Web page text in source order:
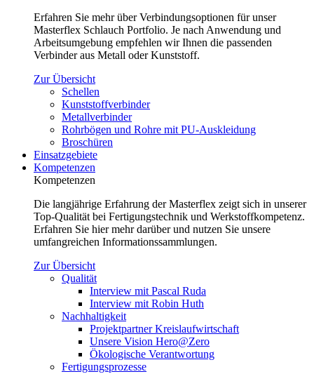
Erfahren Sie mehr über Verbindungsoptionen für unser
Masterflex Schlauch Portfolio. Je nach Anwendung und
Arbeitsumgebung empfehlen wir Ihnen die passenden
Verbinder aus Metall oder Kunststoff.
Zur Übersicht
Schellen
Kunststoffverbinder
Metallverbinder
Rohrbögen und Rohre mit PU-Auskleidung
Broschüren
Einsatzgebiete
Kompetenzen
Kompetenzen
Die langjährige Erfahrung der Masterflex zeigt sich in unserer
Top-Qualität bei Fertigungstechnik und Werkstoffkompetenz.
Erfahren Sie hier mehr darüber und nutzen Sie unsere
umfangreichen Informationssammlungen.
Zur Übersicht
Qualität
Interview mit Pascal Ruda
Interview mit Robin Huth
Nachhaltigkeit
Projektpartner Kreislaufwirtschaft
Unsere Vision Hero@Zero
Ökologische Verantwortung
Fertigungsprozesse